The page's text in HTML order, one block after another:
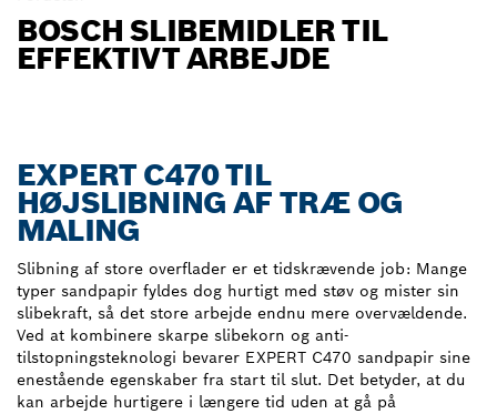
BOSCH SLIBEMIDLER TIL
EFFEKTIVT ARBEJDE
EXPERT C470 TIL
HØJSLIBNING AF TRÆ OG
MALING
Slibning af store overflader er et tidskrævende job: Mange
typer sandpapir fyldes dog hurtigt med støv og mister sin
slibekraft, så det store arbejde endnu mere overvældende.
Ved at kombinere skarpe slibekorn og anti-
tilstopningsteknologi bevarer EXPERT C470 sandpapir sine
enestående egenskaber fra start til slut. Det betyder, at du
kan arbejde hurtigere i længere tid uden at gå på